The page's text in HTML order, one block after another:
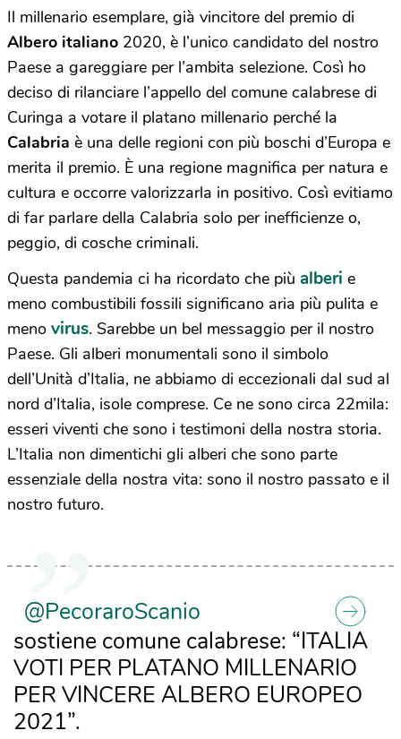
Il millenario esemplare, già vincitore del premio di
Albero italiano 2020, è l’unico candidato del nostro
Paese a gareggiare per l’ambita selezione. Così ho
deciso di rilanciare l’appello del comune calabrese di
Curinga a votare il platano millenario perché la
Calabria è una delle regioni con più boschi d’Europa e
merita il premio. È una regione magnifica per natura e
cultura e occorre valorizzarla in positivo. Così evitiamo
di far parlare della Calabria solo per inefficienze o,
peggio, di cosche criminali.
Questa pandemia ci ha ricordato che più alberi e
meno combustibili fossili significano aria più pulita e
meno virus. Sarebbe un bel messaggio per il nostro
Paese. Gli alberi monumentali sono il simbolo
dell’Unità d’Italia, ne abbiamo di eccezionali dal sud al
nord d’Italia, isole comprese. Ce ne sono circa 22mila:
esseri viventi che sono i testimoni della nostra storia.
L’Italia non dimentichi gli alberi che sono parte
essenziale della nostra vita: sono il nostro passato e il
nostro futuro.
@PecoraroScanio
sostiene comune calabrese: “ITALIA
VOTI PER PLATANO MILLENARIO
PER VINCERE ALBERO EUROPEO
2021”.